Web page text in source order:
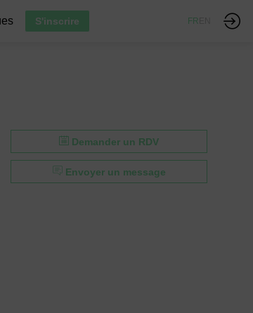
S'inscrire FR
Demander un RDV
Envoyer un message